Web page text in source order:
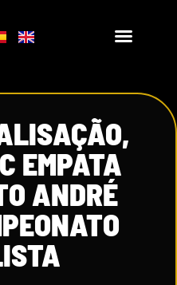
EMPATA
ANDRÉ